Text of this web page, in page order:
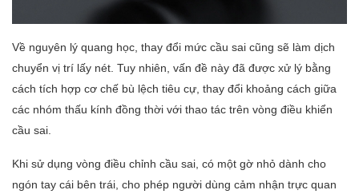
Về nguyên lý quang học, thay đổi mức cầu sai cũng sẽ làm dịch
chuyển vị trí lấy nét. Tuy nhiên, vấn đề này đã được xử lý bằng
cách tích hợp cơ chế bù lệch tiêu cự, thay đổi khoảng cách giữa
các nhóm thấu kính đồng thời với thao tác trên vòng điều khiển
cầu sai.
Khi sử dụng vòng điều chỉnh cầu sai, có một gờ nhỏ dành cho
ngón tay cái bên trái, cho phép người dùng cảm nhận trực quan